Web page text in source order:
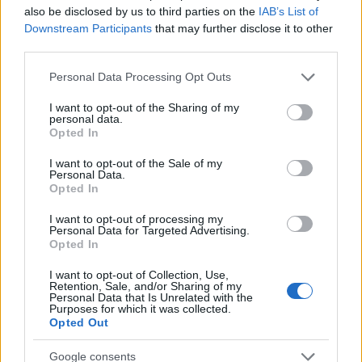
also be disclosed by us to third parties on the IAB’s List of
Downstream Participants that may further disclose it to other
Please note that this website/app uses one or more Google
not limited to your visit or usage behaviour. You may click to
grant or deny consent to Google and its third-party tags to
use your data for below specified purposes in below Google
consent section.
Personal Data Processing Opt Outs
I want to opt-out of the Sharing of my
personal data.
Opted In
I want to opt-out of the Sale of my
Personal Data.
Opted In
I want to opt-out of processing my
Personal Data for Targeted Advertising.
Opted In
I want to opt-out of Collection, Use,
Retention, Sale, and/or Sharing of my
Personal Data that Is Unrelated with the
Purposes for which it was collected.
Opted Out
Google consents
H Βαλέρια Χοψονίδου βάφτισε τον μονάκριβο
γιο της στην Βουλιαγμένη – Φωτογραφίες